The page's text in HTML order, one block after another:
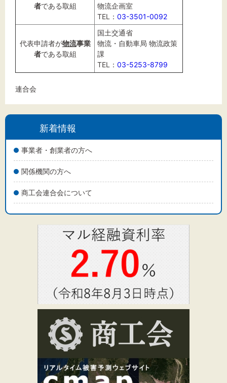
新着情報
事業者・創業者の方へ
関係機関の方へ
商工会連合会について
者である取組
物流企画室
TEL： 03-3501-0092
代表申請者が物流事業
者である取組
国土交通省
物流・自動車局 物流政策
課
TEL： 03-5253-8799
連合会